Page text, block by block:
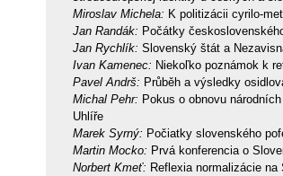
Miroslav Michela: K politizácii cyrilo-
Jan Randák: Počátky
Jan Rychlík: Slovenský štát a
Ivan Kamenec: Niekoľko poznámok k
Pavel Andrš: Průběh a výsledky
Michal Pehr: Pokus o obnovu
Uhlíře
Marek Syrný: Počiatky slovenského
Martin Mocko: Prvá konferencia o
Norbert Kmeť: Reflexia normalizácie na